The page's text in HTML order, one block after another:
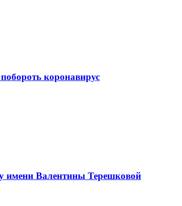
коронавирус
имени Валентины Терешковой